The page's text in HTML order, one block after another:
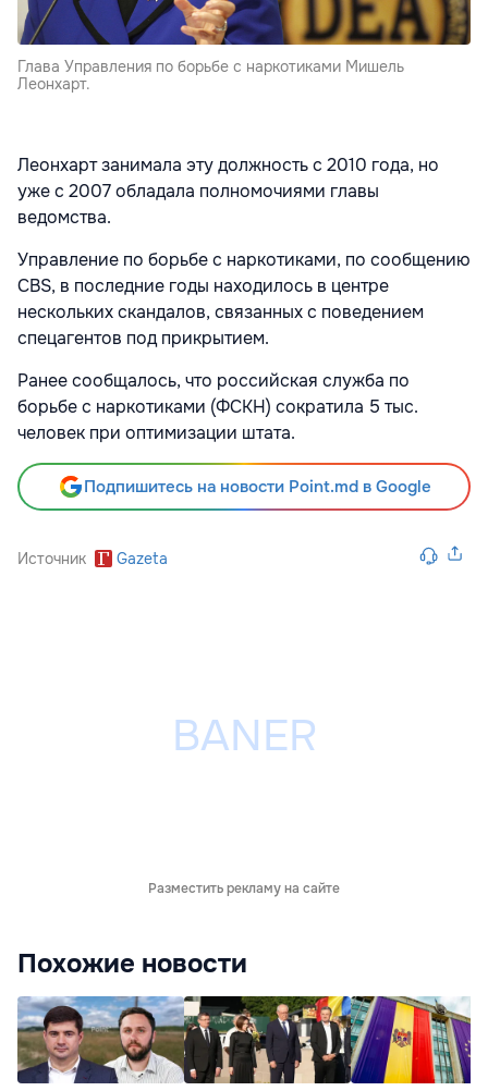
Глава Управления по борьбе с наркотиками Мишель
Леонхарт.
Леонхарт занимала эту должность с 2010 года, но
уже с 2007 обладала полномочиями главы
ведомства.
Управление по борьбе с наркотиками, по сообщению
CBS, в последние годы находилось в центре
нескольких скандалов, связанных с поведением
спецагентов под прикрытием.
Ранее сообщалось, что российская служба по
борьбе с наркотиками (ФСКН) сократила 5 тыс.
человек при оптимизации штата.
Подпишитесь на новости Point.md в Google
Источник Gazeta
Разместить рекламу на сайте
Похожие новости